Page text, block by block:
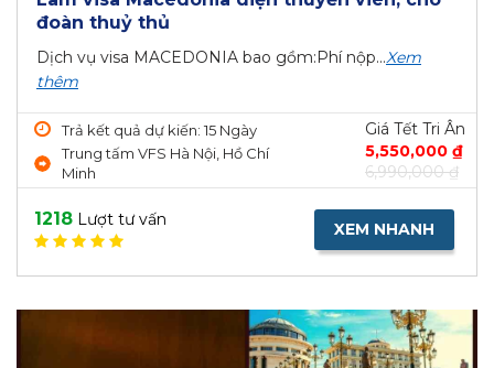
đoàn thuỷ thủ
Dịch vụ visa MACEDONIA bao gồm:Phí nộp...Xem
thêm
Trả kết quả dự kiến: 15 Ngày
Trung tấm VFS Hà Nội, Hồ Chí
Minh
Giá Tết Tri Ân
5,550,000 ₫
6,990,000 ₫
1218 Lượt tư vấn XEM NHANH